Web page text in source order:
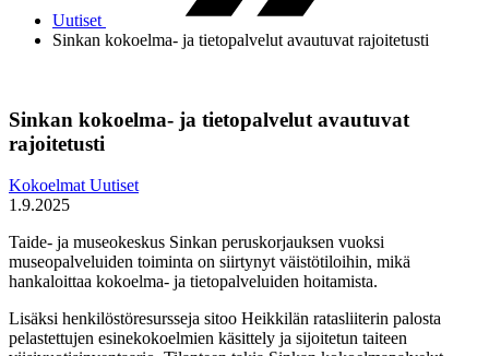
Uutiset
Sinkan kokoelma- ja tietopalvelut avautuvat rajoitetusti
Sinkan kokoelma- ja tietopalvelut avautuvat
rajoitetusti
KokoelmatUutiset
1.9.2025
Taide- ja museokeskus Sinkan peruskorjauksen vuoksi
museopalveluiden toiminta on siirtynyt väistötiloihin, mikä
hankaloittaa kokoelma- ja tietopalveluiden hoitamista.
Lisäksi henkilöstöresursseja sitoo Heikkilän ratasliiterin palosta
pelastettujen esinekokoelmien käsittely ja sijoitetun taiteen